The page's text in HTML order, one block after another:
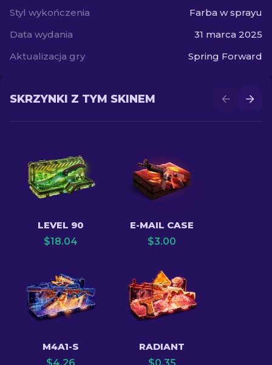
Styl wykończenia
Farba w sprayu
Data wydania
31 marca 2025
Aktualizacja gry
Spring Forward
SKRZYNKI Z TYM SKINEM
LEVEL 90
$18.04
E-MAIL CASE
$3.00
M4A1-S
RADIANT